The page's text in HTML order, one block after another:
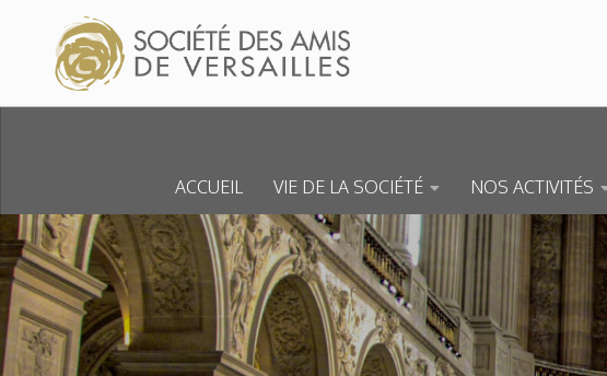
Skip to content
ACCUEIL VIE DE LA SOCIÉTÉ NOS ACTIVITÉS